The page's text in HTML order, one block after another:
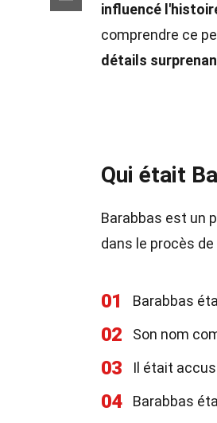
influencé
comprendre ce
détails
Qui était
Barabbas est un
dans le procès
01 Barabbas
02 Son nom
03 Il était
04 Barabbas